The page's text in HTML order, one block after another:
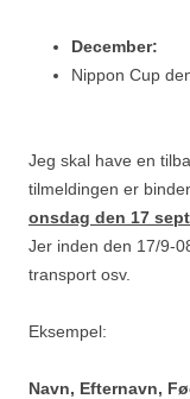
December:
Nippon Cup
Jeg skal have en
tilmeldingen er
onsdag den 17
Jer inden den 17/9-
transport osv.
Eksempel:
Navn, Efternavn,